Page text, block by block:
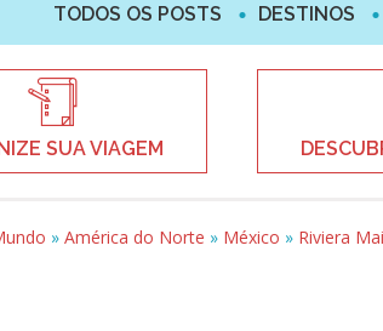
TODOS OS POSTS DESTINOS
SUA VIAGEM
» América do Norte » México » Riviera